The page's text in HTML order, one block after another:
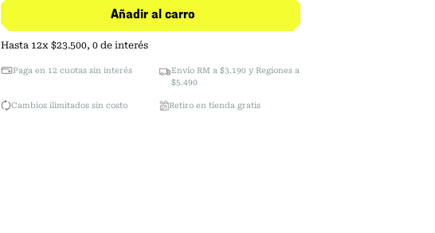
Añadir al carro
Hasta 12x$23.500,0 de interés
Paga en 12 cuotas sin interés
Envío RM a $3.190 y Regiones a
$5.490
Cambios ilimitados sin costo Retiro en tienda gratis